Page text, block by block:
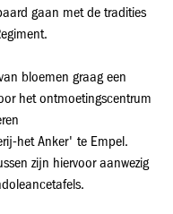
gaan met de tradities
bloemen graag een
het ontmoetingscentrum
het Anker' te Empel.
zijn hiervoor aanwezig